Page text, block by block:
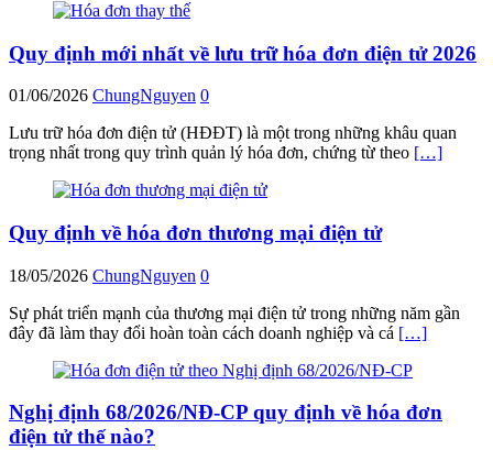
Quy định mới nhất về lưu trữ hóa đơn điện tử 2026
01/06/2026 ChungNguyen 0
Lưu trữ hóa đơn điện tử (HĐĐT) là một trong những khâu quan
trọng nhất trong quy trình quản lý hóa đơn, chứng từ theo […]
Quy định về hóa đơn thương mại điện tử
18/05/2026 ChungNguyen 0
Sự phát triển mạnh của thương mại điện tử trong những năm gần
đây đã làm thay đổi hoàn toàn cách doanh nghiệp và cá […]
Nghị định 68/2026/NĐ-CP quy định về hóa đơn
điện tử thế nào?